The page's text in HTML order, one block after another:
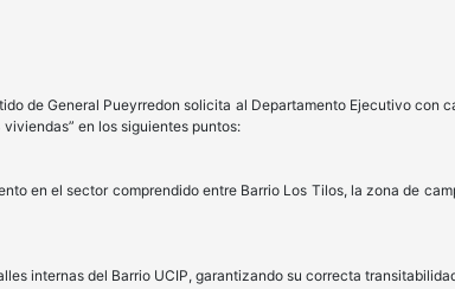
de General Pueyrredon solicita al Departamento Ejecutivo con
en los siguientes puntos:
en el sector comprendido entre Barrio Los Tilos, la zona de
internas del Barrio UCIP, garantizando su correcta